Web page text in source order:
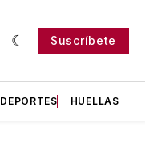
Suscríbete
DEPORTES HUELLAS